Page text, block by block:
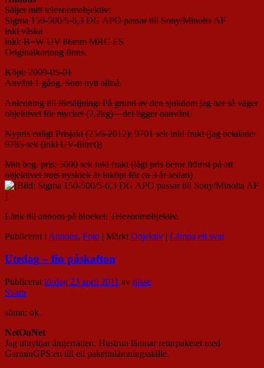
Säljer mitt telezoomobjektiv:
Sigma 150-500/5-6,3 DG APO passar till Sony/Minolta AF
inkl väska
inkl: B+W UV 86mm MRC ES
Originalkartong finns.
Köpt: 2009-05-01
Använt 1 gång. Som nytt alltså.
Anledning till försäljning: På grund av den sjukdom jag har så väger
objektivet för mycket (2,2kg) – det ligger oanvänt.
Nypris enligt Prisjakt (25/6-2012): 9701 sek inkl frakt (jag betalade:
9785 sek (inkl UV-filtret))
Mitt beg. pris: 5000 sek inkl frakt (lågt pris beror främst på att
objektivet trots nyskick är inköpt för ca 3 år sedan)
Länk till annons på blocket: Telezoomobjektiv.
Publicerat i Annons, Foto | Märkt Objektiv | Lämna ett svar
Utedag – fin påskafton
Publicerat lördag 23 april 2011 av nisse
Svara
sömn; ok.
NetOnNet
Jag utnyttjar ångerrätten. Hustrun lämnar returpaketet med
GarminGPS:en till ett paketinlämningsställe.